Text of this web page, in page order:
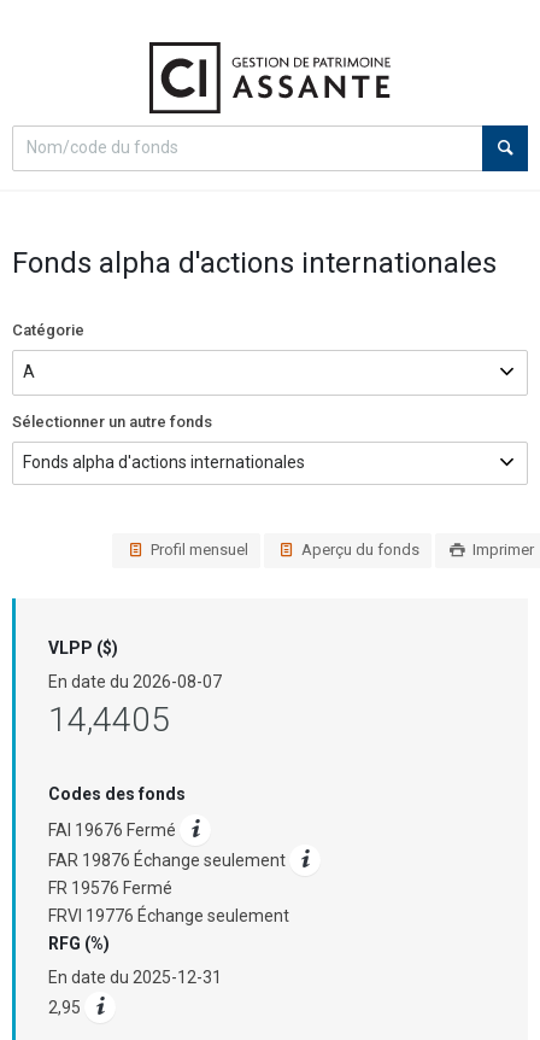
Select
Recherche
Fonds alpha d'actions internationales
Catégorie
Sélectionner un autre fonds
Profil mensuel Aperçu du fonds Imprimer
VLPP ($)
En date du 2026-08-07
14,4405
Codes des fonds
FAI 19676 Fermé
FAR 19876 Échange seulement
FR 19576 Fermé
FRVI 19776 Échange seulement
RFG (%)
En date du 2025-12-31
2,95